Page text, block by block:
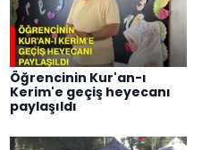
Öğrencinin Kur'an-ı
Kerim'e geçiş heyecanı
paylaşıldı